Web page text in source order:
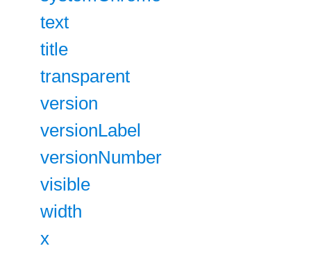
text
title
transparent
version
versionLabel
versionNumber
visible
width
x